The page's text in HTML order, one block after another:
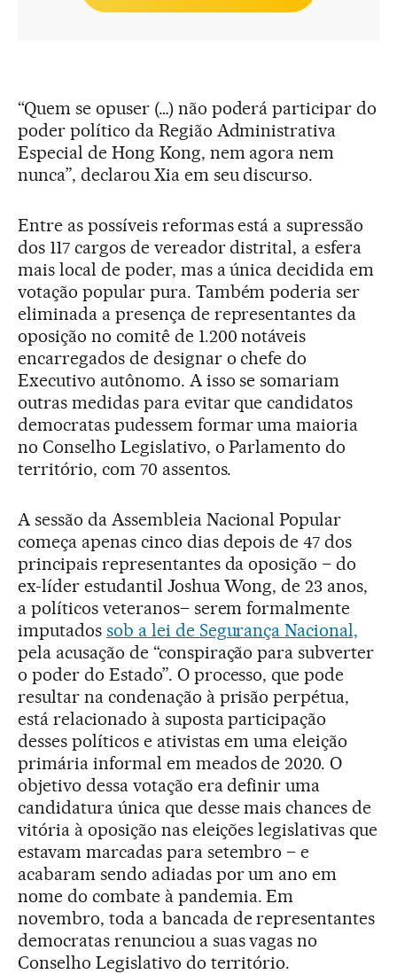
“Quem se opuser (…) não poderá participar do
poder político da Região Administrativa
Especial de Hong Kong, nem agora nem
nunca”, declarou Xia em seu discurso.
Entre as possíveis reformas está a supressão
dos 117 cargos de vereador distrital, a esfera
mais local de poder, mas a única decidida em
votação popular pura. Também poderia ser
eliminada a presença de representantes da
oposição no comitê de 1.200 notáveis
encarregados de designar o chefe do
Executivo autônomo. A isso se somariam
outras medidas para evitar que candidatos
democratas pudessem formar uma maioria
no Conselho Legislativo, o Parlamento do
território, com 70 assentos.
A sessão da Assembleia Nacional Popular
começa apenas cinco dias depois de 47 dos
principais representantes da oposição – do
ex-líder estudantil Joshua Wong, de 23 anos,
a políticos veteranos– serem formalmente
imputados sob a lei de Segurança Nacional,
pela acusação de “conspiração para subverter
o poder do Estado”. O processo, que pode
resultar na condenação à prisão perpétua,
está relacionado à suposta participação
desses políticos e ativistas em uma eleição
primária informal em meados de 2020. O
objetivo dessa votação era definir uma
candidatura única que desse mais chances de
vitória à oposição nas eleições legislativas que
estavam marcadas para setembro – e
acabaram sendo adiadas por um ano em
nome do combate à pandemia. Em
novembro, toda a bancada de representantes
democratas renunciou a suas vagas no
Conselho Legislativo do território.